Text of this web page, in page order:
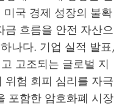
국 경제 성장의 불확
금 흐름을 안전 자산으
나다. 기업 실적 발표,
고조되는 글로벌 지
위험 회피 심리를 자극
포함한 암호화폐 시장